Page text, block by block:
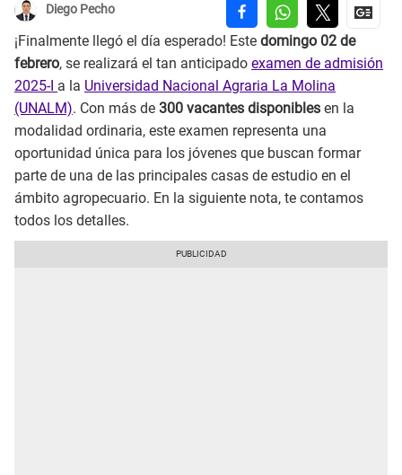
Diego Pecho
¡Finalmente llegó el día esperado! Este domingo 02 de
febrero, se realizará el tan anticipado examen de admisión
2025-I a la Universidad Nacional Agraria La Molina
(UNALM). Con más de 300 vacantes disponibles en la
modalidad ordinaria, este examen representa una
oportunidad única para los jóvenes que buscan formar
parte de una de las principales casas de estudio en el
ámbito agropecuario. En la siguiente nota, te contamos
todos los detalles.